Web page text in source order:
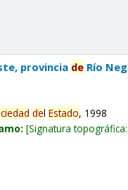
provincia de Río
delEstado, 1998
Signatura